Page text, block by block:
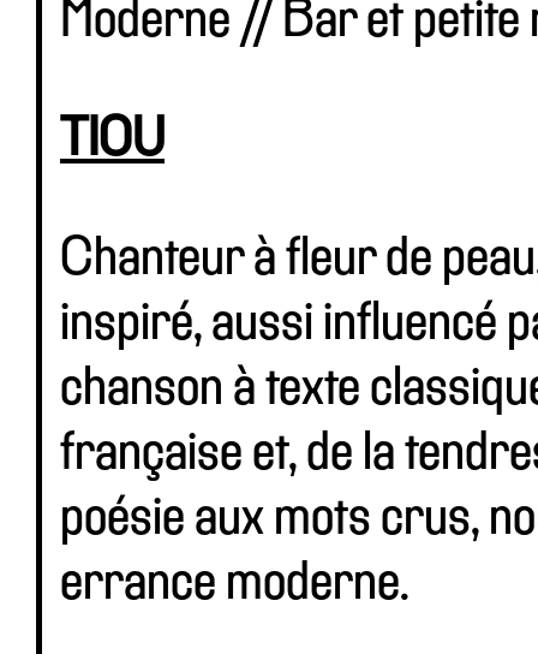
Moderne // Bar et
TIOU
Chanteur à fleur de
inspiré, aussi influencé
chanson à texte
française et, de la
poésie aux mots crus,
errance moderne.